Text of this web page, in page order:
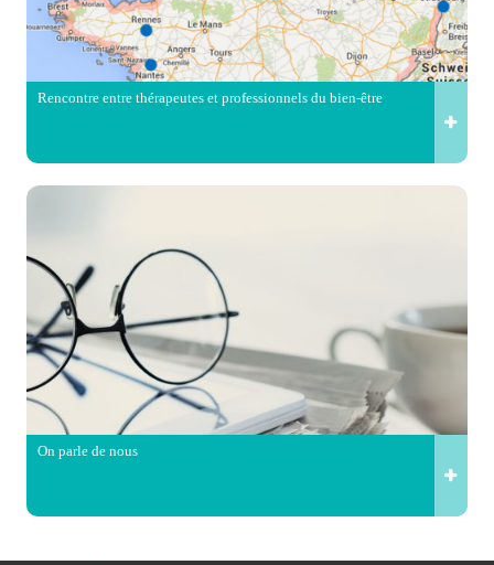
Rencontre entre thérapeutes et professionnels du bien-être
On parle de nous